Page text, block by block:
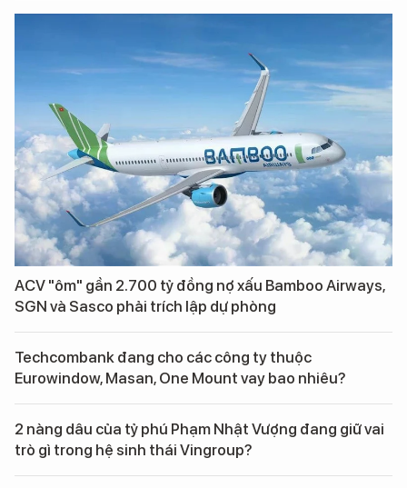
ACV "ôm" gần 2.700 tỷ đồng nợ xấu Bamboo Airways,
SGN và Sasco phải trích lập dự phòng
Techcombank đang cho các công ty thuộc
Eurowindow, Masan, One Mount vay bao nhiêu?
2 nàng dâu của tỷ phú Phạm Nhật Vượng đang giữ vai
trò gì trong hệ sinh thái Vingroup?